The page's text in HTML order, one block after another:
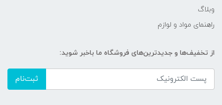
وبلاگ
راهنمای مواد و لوازم
از تخفیف‌ها و جدیدترین‌های فروشگاه ما باخبر شوید:
ثبت‌نام